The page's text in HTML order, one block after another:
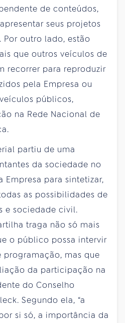
de conteúdos,
seus projetos
Por outro lado, estão
que outros veículos de
recorrer para reproduzir
pela Empresa ou
públicos,
na Rede Nacional de
partiu de uma
da sociedade no
Empresa para sintetizar,
as possibilidades de
e sociedade civil.
traga não só mais
o público possa intervir
programação, mas que
da participação na
do Conselho
Segundo ela, “a
si só, a importância da